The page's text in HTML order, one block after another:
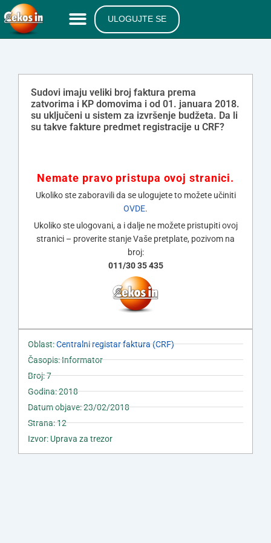
ULOGUJTE SE
Sudovi imaju veliki broj faktura prema
zatvorima i KP domovima i od 01. januara 2018.
su uključeni u sistem za izvršenje budžeta. Da li
su takve fakture predmet registracije u CRF?
Nemate pravo pristupa ovoj stranici.
Ukoliko ste zaboravili da se ulogujete to možete učiniti
OVDE.
Ukoliko ste ulogovani, a i dalje ne možete pristupiti ovoj
stranici – proverite stanje Vaše pretplate, pozivom na
broj:
011/30 35 435
Oblast:Centralni registar faktura (CRF)
Časopis: Informator
Broj: 7
Godina: 2018
Datum objave: 23/02/2018
Strana: 12
Izvor: Uprava za trezor